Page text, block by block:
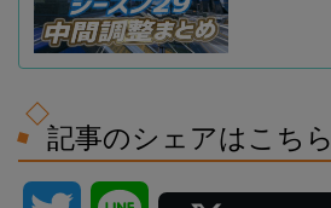
記事のシェアはこちら